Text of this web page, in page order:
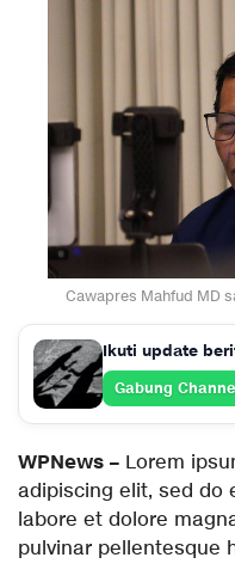
Cawapres Mahfud MD
Ikuti update
Gabung
WPNews – Lorem
adipiscing elit, sed do
labore et dolore
pulvinar pellentesque